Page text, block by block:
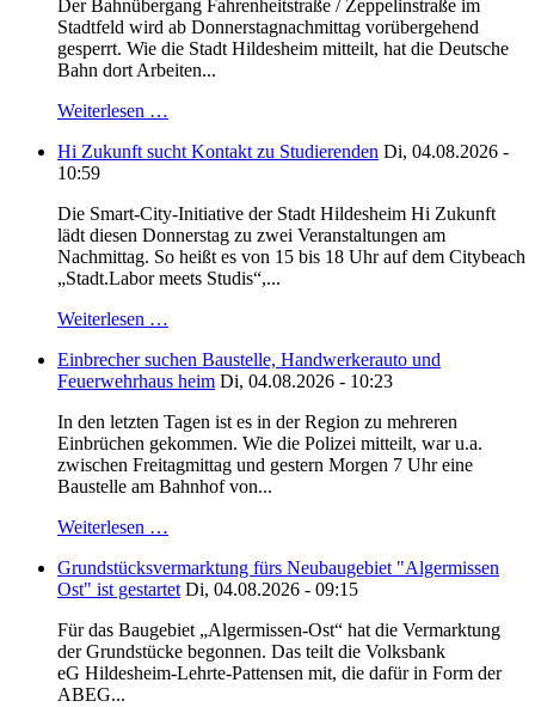
Der Bahnübergang Fahrenheitstraße / Zeppelinstraße im
Stadtfeld wird ab Donnerstagnachmittag vorübergehend
gesperrt. Wie die Stadt Hildesheim mitteilt, hat die Deutsche
Bahn dort Arbeiten...
Weiterlesen …
Hi Zukunft sucht Kontakt zu Studierenden Di, 04.08.2026 -
10:59
Die Smart-City-Initiative der Stadt Hildesheim Hi Zukunft
lädt diesen Donnerstag zu zwei Veranstaltungen am
Nachmittag. So heißt es von 15 bis 18 Uhr auf dem Citybeach
„Stadt.Labor meets Studis“,...
Weiterlesen …
Einbrecher suchen Baustelle, Handwerkerauto und
Feuerwehrhaus heim Di, 04.08.2026 - 10:23
In den letzten Tagen ist es in der Region zu mehreren
Einbrüchen gekommen. Wie die Polizei mitteilt, war u.a.
zwischen Freitagmittag und gestern Morgen 7 Uhr eine
Baustelle am Bahnhof von...
Weiterlesen …
Grundstücksvermarktung fürs Neubaugebiet "Algermissen
Ost" ist gestartet Di, 04.08.2026 - 09:15
Für das Baugebiet „Algermissen-Ost“ hat die Vermarktung
der Grundstücke begonnen. Das teilt die Volksbank
eG Hildesheim-Lehrte-Pattensen mit, die dafür in Form der
ABEG...